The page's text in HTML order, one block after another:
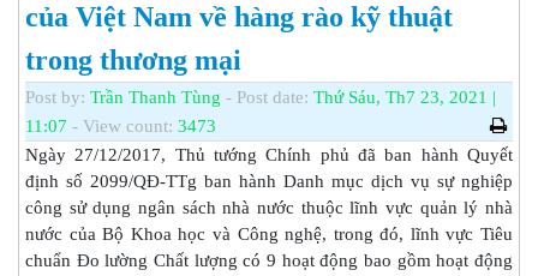
của Việt Nam về hàng rào kỹ thuật
trong thương mại
Post by: Trần Thanh Tùng - Post date: Thứ Sáu, Th7 23, 2021 |
11:07 - View count: 3473
Ngày 27/12/2017, Thủ tướng Chính phủ đã ban hành Quyết
định số 2099/QĐ-TTg ban hành Danh mục dịch vụ sự nghiệp
công sử dụng ngân sách nhà nước thuộc lĩnh vực quản lý nhà
nước của Bộ Khoa học và Công nghệ, trong đó, lĩnh vực Tiêu
chuẩn Đo lường Chất lượng có 9 hoạt động bao gồm hoạt động